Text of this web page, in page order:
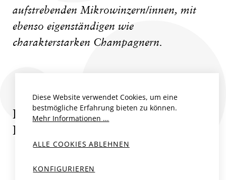
aufstrebenden Mikrowinzern/innen, mit
ebenso eigenständigen wie
charakterstarken Champagnern.
PRODUKTE VON JULIE
DUFOUR
BIO
Diese Website verwendet Cookies, um eine
bestmögliche Erfahrung bieten zu können.
Mehr Informationen ...
ALLE COOKIES ABLEHNEN
KONFIGURIEREN